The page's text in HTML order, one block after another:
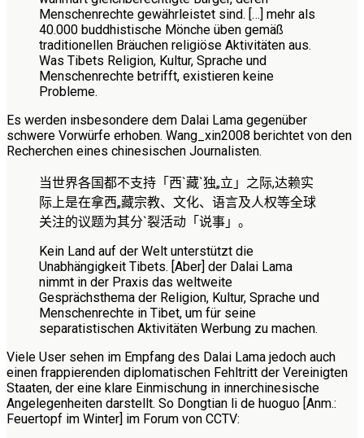
Menschenrechte gewährleistet sind. […] mehr als
40.000 buddhistische Mönche üben gemäß
traditionellen Bräuchen religiöse Aktivitäten aus.
Was Tibets Religion, Kultur, Sprache und
Menschenrechte betrifft, existieren keine
Probleme.
Es werden insbesondere dem Dalai Lama gegenüber
schwere Vorwürfe erhoben. Wang_xin2008 berichtet von den
Recherchen eines chinesischen Journalisten.
当世界各国都不支持「西`藏`独„立」之际,达赖实
际上是在拿西„藏宗教、文化、语言及人权等全球
关注的议题为其分`裂活动「说事」 。
Kein Land auf der Welt unterstützt die
Unabhängigkeit Tibets. [Aber] der Dalai Lama
nimmt in der Praxis das weltweite
Gesprächsthema der Religion, Kultur, Sprache und
Menschenrechte in Tibet, um für seine
separatistischen Aktivitäten Werbung zu machen.
Viele User sehen im Empfang des Dalai Lama jedoch auch
einen frappierenden diplomatischen Fehltritt der Vereinigten
Staaten, der eine klare Einmischung in innerchinesische
Angelegenheiten darstellt. So Dongtian li de huoguo [Anm.:
Feuertopf im Winter] im Forum von CCTV: